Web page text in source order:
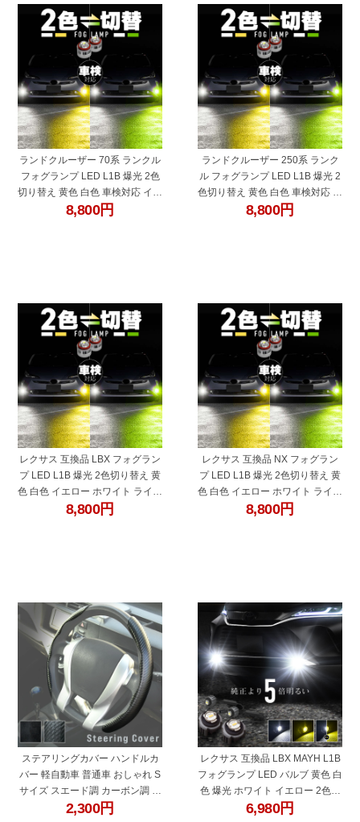
ランドクルーザー 70系 ランクル
フォグランプ LED L1B 爆光 2色
切り替え 黄色 白色 車検対応 イエ
ロー ホワイト ライムグリーン ラ
8,800円
ランドクルーザー 250系 ランク
ル フォグランプ LED L1B 爆光 2
色切り替え 黄色 白色 車検対応 イ
エロー ホワイト ライムグリーン
8,800円
レクサス 互換品 LBX フォグラン
プ LED L1B 爆光 2色切り替え 黄
色 白色 イエロー ホワイト ライム
グリーン 車検対応 koito 12-611
8,800円
レクサス 互換品 NX フォグラン
プ LED L1B 爆光 2色切り替え 黄
色 白色 イエロー ホワイト ライム
グリーン 車検対応 koito 12-611
8,800円
ステアリングカバー ハンドルカ
バー 軽自動車 普通車 おしゃれ S
サイズ スエード調 カーボン調 ブ
ラック 黒 車 カー用品 汎用 内装
2,300円
レクサス 互換品 LBX MAYH L1B
フォグランプ LED バルブ 黄色 白
色 爆光 ホワイト イエロー 2色切
り替え
6,980円